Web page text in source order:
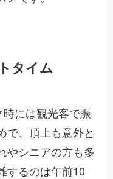
タイム
には観光客で賑
で、頂上も意外と
やシニアの方も多
するのは午前10